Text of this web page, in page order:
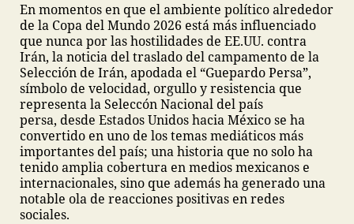
En momentos en que el ambiente político alrededor
de la Copa del Mundo 2026 está más influenciado
que nunca por las hostilidades de EE.UU. contra
Irán, la noticia del traslado del campamento de la
Selección de Irán, apodada el “Guepardo Persa”,
símbolo de velocidad, orgullo y resistencia que
representa la Seleccón Nacional del país
persa, desde Estados Unidos hacia México se ha
convertido en uno de los temas mediáticos más
importantes del país; una historia que no solo ha
tenido amplia cobertura en medios mexicanos e
internacionales, sino que además ha generado una
notable ola de reacciones positivas en redes
sociales.